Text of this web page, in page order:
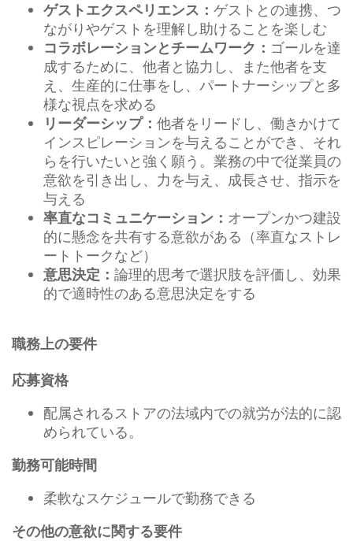
ゲストエクスペリエンス： ゲストとの連携、つ
ながりやゲストを理解し助けることを楽しむ
コラボレーションとチームワーク： ゴールを達
成するために、他者と協力し、また他者を支
え、生産的に仕事をし、パートナーシップと多
様な視点を求める
リーダーシップ： 他者をリードし、働きかけて
インスピレーションを与えることができ、それ
らを行いたいと強く願う。業務の中で従業員の
意欲を引き出し、力を与え、成長させ、指示を
与える
率直なコミュニケーション： オープンかつ建設
的に懸念を共有する意欲がある（率直なストレ
ートトークなど）
意思決定： 論理的思考で選択肢を評価し、効果
的で適時性のある意思決定をする
職務上の要件
応募資格
配属されるストアの法域内での就労が法的に認
められている。
勤務可能時間
柔軟なスケジュールで勤務できる
その他の意欲に関する要件